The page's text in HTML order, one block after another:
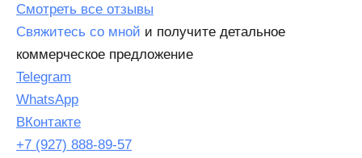
Смотреть все отзывы
Свяжитесь со мной и получите детальное
коммерческое предложение
Telegram
WhatsApp
ВКонтакте
+7 (927) 888-89-57